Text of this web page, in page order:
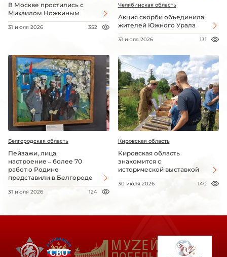
В Москве простились с
Михаилом Ножкиным
31 июля 2026 352
Челябинская область
Акция скорби объединила
жителей Южного Урала
31 июля 2026 131
Белгородская область
Пейзажи, лица,
настроение – более 70
работ о Родине
представили в Белгороде
31 июля 2026 124
Кировская область
Кировская область
знакомится с
исторической выставкой
30 июля 2026 140